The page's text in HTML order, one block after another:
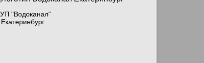
"Водоканал"
Екатеринбург